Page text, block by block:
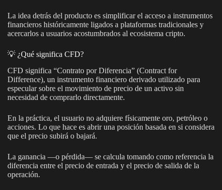
La idea detrás del producto es simplificar el acceso a instrumentos
financieros históricamente ligados a plataformas tradicionales y
acercarlos a usuarios acostumbrados al ecosistema cripto.
💡 ¿Qué significa CFD?
CFD significa “Contrato por Diferencia” (Contract for
Difference), un instrumento financiero derivado utilizado para
especular sobre el movimiento de precio de un activo sin
necesidad de comprarlo directamente.
En la práctica, el usuario no adquiere físicamente oro, petróleo o
acciones. Lo que hace es abrir una posición basada en si considera
que el precio subirá o bajará.
La ganancia —o pérdida— se calcula tomando como referencia la
diferencia entre el precio de entrada y el precio de salida de la
operación.